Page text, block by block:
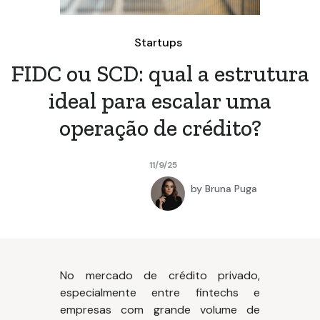
Startups
FIDC ou SCD: qual a estrutura
ideal para escalar uma
operação de crédito?
11/9/25
by Bruna Puga
No mercado de crédito privado,
especialmente entre fintechs e
empresas com grande volume de